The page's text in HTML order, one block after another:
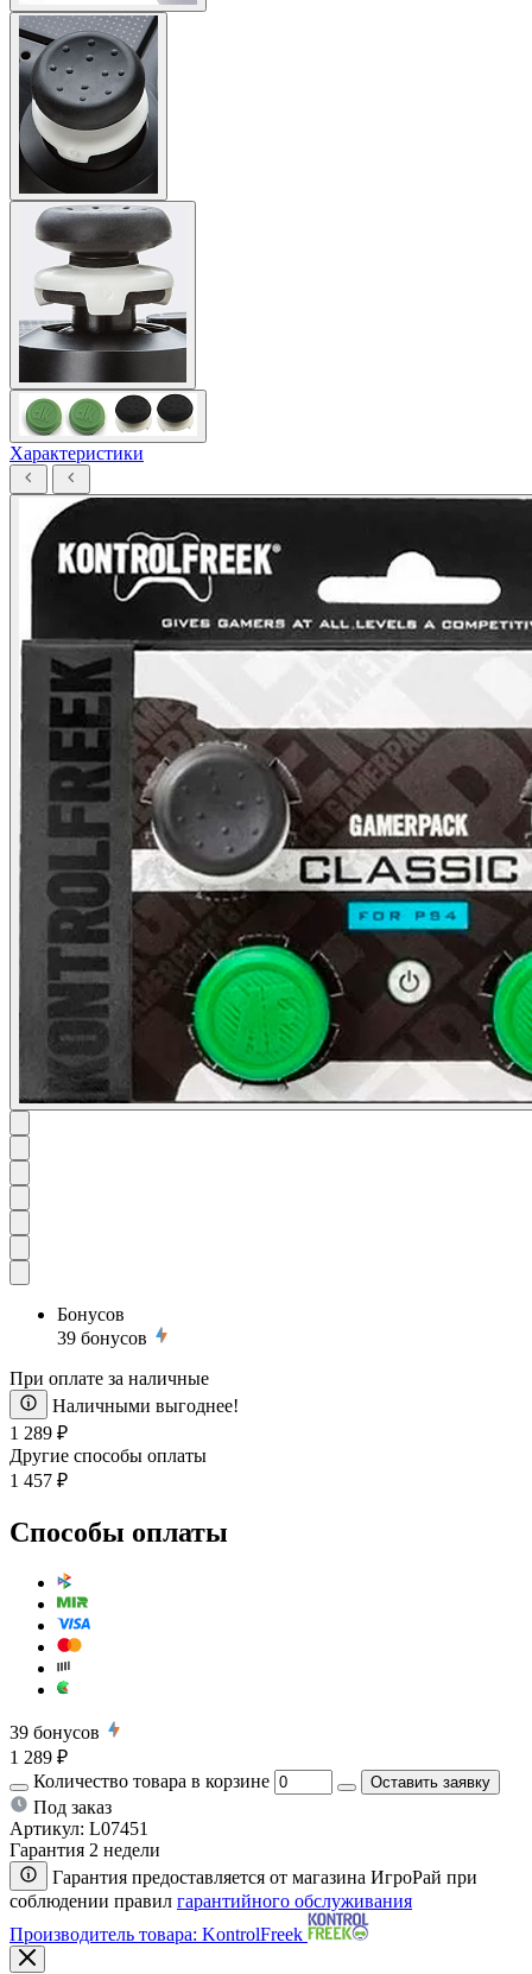
Характеристики
Бонусов
39 бонусов
При оплате за наличные
Наличными выгоднее!
1 289 ₽
Другие способы оплаты
1 457 ₽
Способы оплаты
39 бонусов
1 289 ₽
Количество товара в корзине
Оставить заявку
Под заказ
Артикул: L07451
Гарантия 2 недели
Гарантия предоставляется от магазина ИгроРай при
соблюдении правил гарантийного обслуживания
Производитель товара: KontrolFreek